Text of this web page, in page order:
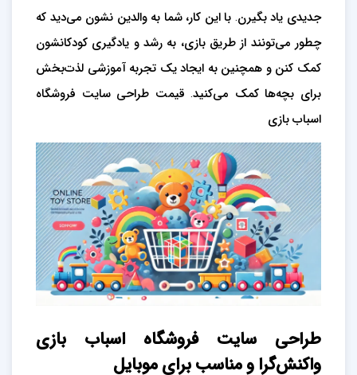
جدیدی یاد بگیرن. با این کار، شما به والدین نشون می‌دید که
چطور می‌تونند از طریق بازی، به رشد و یادگیری کودکانشون
کمک کنن و همچنین به ایجاد یک تجربه آموزشی لذت‌بخش
برای بچه‌ها کمک می‌کنید. قیمت طراحی سایت فروشگاه
اسباب بازی
طراحی سایت فروشگاه اسباب بازی
واکنش‌گرا و مناسب برای موبایل